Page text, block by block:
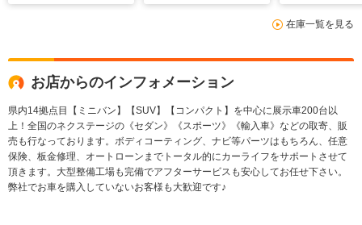
車 ドラレコ スマー
AW
ートエアコン
チAW オート
ト オートエ
DVD再生
在庫一覧を見る
お店からのインフォメーション
県内14拠点目【ミニバン】【SUV】【コンパクト】を中心に展示車200台以
上！全国のネクステージの《セダン》《スポーツ》《輸入車》などの取寄、販
売も行なっております。ボディコーティング、ナビ等パーツはもちろん、任意
保険、板金修理、オートローンまでトータル的にカーライフをサポートさせて
頂きます。大型整備工場も完備でアフターサービスも安心してお任せ下さい。
弊社でお車を購入していないお客様も大歓迎です♪